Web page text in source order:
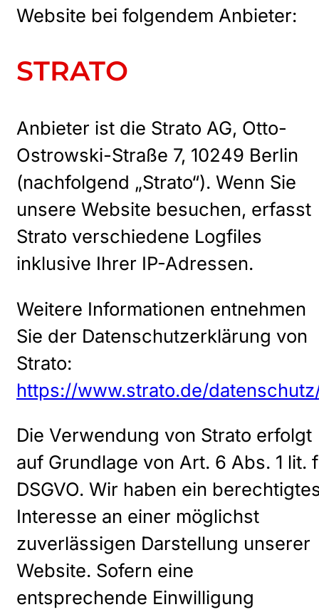
Website bei folgendem Anbieter:
STRATO
Anbieter ist die Strato AG, Otto-
Ostrowski-Straße 7, 10249 Berlin
(nachfolgend „Strato“). Wenn Sie
unsere Website besuchen, erfasst
Strato verschiedene Logfiles
inklusive Ihrer IP-Adressen.
Weitere Informationen entnehmen
Sie der Datenschutzerklärung von
Strato:
https://www.strato.de/
Die Verwendung von Strato erfolgt
auf Grundlage von Art. 6 Abs. 1 lit. f
DSGVO. Wir haben ein
Interesse an einer möglichst
zuverlässigen Darstellung unserer
Website. Sofern eine
entsprechende Einwilligung